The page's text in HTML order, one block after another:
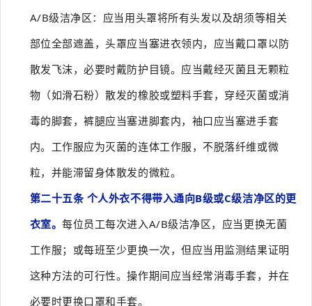
A/B级洁净区：应当用头罩将所有头发以及胡须等相关
部位全部遮盖，头罩应当塞进衣领内，应当戴口罩以防
散发飞沫，必要时戴防护目镜。应当戴经灭菌且无颗粒
物（如滑石粉）散发的橡胶或塑料手套，穿经灭菌或消
毒的脚套，裤腿应当塞进脚套内，袖口应当塞进手套
内。工作服应为灭菌的连体工作服，不脱落纤维或微
粒，并能滞留身体散发的微粒。
第二十五条 个人外衣不得带入通向B级或C级洁净区的更
衣室。每位员工每次进入A/B级洁净区，应当更换无菌
工作服；或每班至少更换一次，但应当用监测结果证明
这种方法的可行性。操作期间应当经常消毒手套，并在
必要时更换口罩和手套。